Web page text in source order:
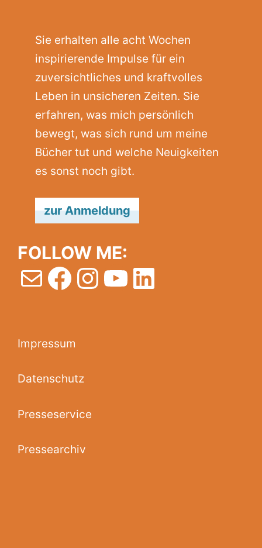
Sie erhalten alle acht Wochen
inspirierende Impulse für ein
zuversichtliches und kraftvolles
Leben in unsicheren Zeiten. Sie
erfahren, was mich persönlich
bewegt, was sich rund um meine
Bücher tut und welche Neuigkeiten
es sonst noch gibt.
zur Anmeldung
FOLLOW ME:
E-MailFacebook
Instagram
YouTube
LinkedIn
Impressum
Datenschutz
Presseservice
Pressearchiv